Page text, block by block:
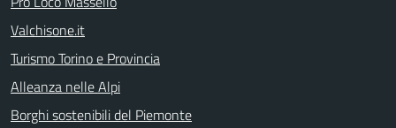
Valchisone.it
Turismo Torino e Provincia
Alleanza nelle Alpi
Borghi sostenibili del Piemonte